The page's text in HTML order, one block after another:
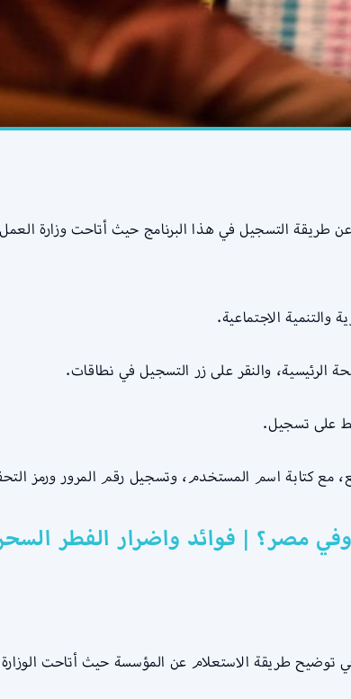
التسجيل في هذا البرنامج حيث أتاحت وزارة العمل
والتنمية الاجتماعية.
الرئيسية، والنقر على زر التسجيل في نطاقات.
على تسجيل.
كتابة اسم المستخدم، وتسجيل رقم المرور ورمز
مصر؟ | فوائد واضرار الفطر
طريقة الاستعلام عن المؤسسة حيث أتاحت الوزارة